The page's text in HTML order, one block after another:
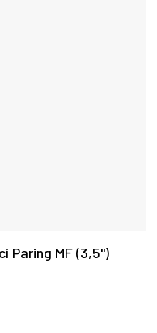
Paring MF (3,5")